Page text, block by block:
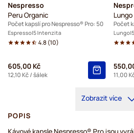
Nespresso
Peru Organic
Počet kapslí pro Nespresso® Pro: 50
Espresso 5 Intenzita
4.8(10)
605,00 Kč
12,10 Kč / šálek
Počet
Lungo
11,00
Zobrazit více
POPIS